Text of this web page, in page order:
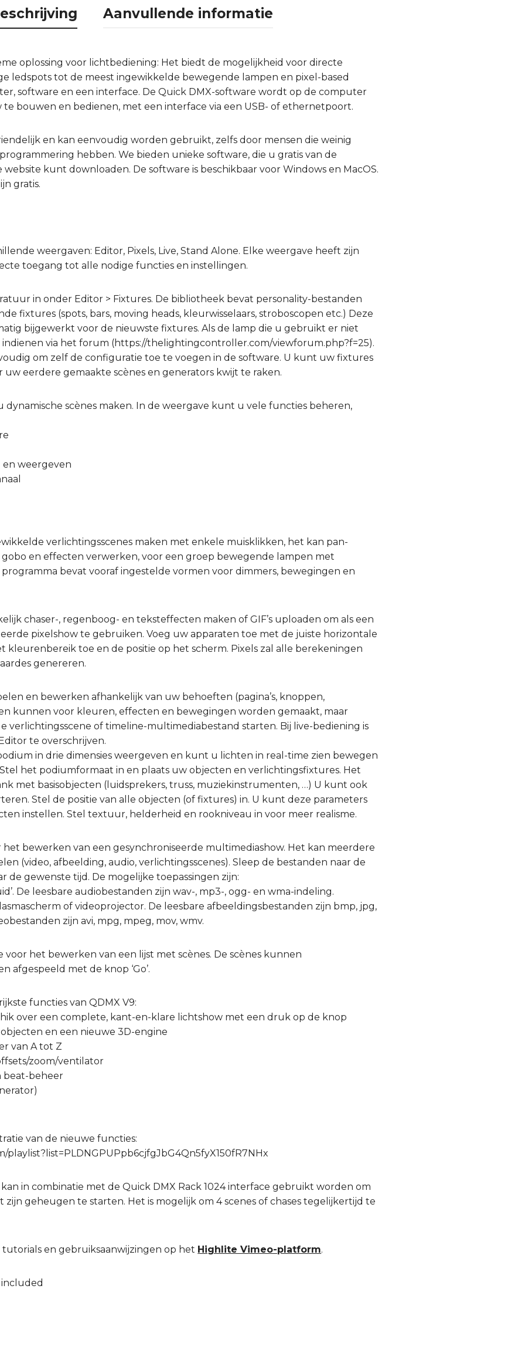
Aanvullende informatie
oplossing voor lichtbediening: Het biedt de mogelijkheid voor directe
ledspots tot de meest ingewikkelde bewegende lampen en pixel-based
software en een interface. De Quick DMX-software wordt op de computer
bouwen en bedienen, met een interface via een USB- of ethernetpoort.
en kan eenvoudig worden gebruikt, zelfs door mensen die weinig
hebben. We bieden unieke software, die u gratis van de
kunt downloaden. De software is beschikbaar voor Windows en MacOS.
gratis.
weergaven: Editor, Pixels, Live, Stand Alone. Elke weergave heeft zijn
toegang tot alle nodige functies en instellingen.
in onder Editor > Fixtures. De bibliotheek bevat personality-bestanden
fixtures (spots, bars, moving heads, kleurwisselaars, stroboscopen etc.) Deze
bijgewerkt voor de nieuwste fixtures. Als de lamp die u gebruikt er niet
via het forum (https://thelightingcontroller.com/viewforum.php?f=25).
om zelf de configuratie toe te voegen in de software. U kunt uw fixtures
eerdere gemaakte scènes en generators kwijt te raken.
dynamische scènes maken. In de weergave kunt u vele functies beheren,
en weergeven
verlichtingsscenes maken met enkele muisklikken, het kan pan-
en effecten verwerken, voor een groep bewegende lampen met
bevat vooraf ingestelde vormen voor dimmers, bewegingen en
chaser-, regenboog- en teksteffecten maken of GIF’s uploaden om als een
pixelshow te gebruiken. Voeg uw apparaten toe met de juiste horizontale
kleurenbereik toe en de positie op het scherm. Pixels zal alle berekeningen
genereren.
en bewerken afhankelijk van uw behoeften (pagina’s, knoppen,
kunnen voor kleuren, effecten en bewegingen worden gemaakt, maar
verlichtingsscene of timeline-multimediabestand starten. Bij live-bediening is
te overschrijven.
in drie dimensies weergeven en kunt u lichten in real-time zien bewegen
het podiumformaat in en plaats uw objecten en verlichtingsfixtures. Het
met basisobjecten (luidsprekers, truss, muziekinstrumenten, …) U kunt ook
Stel de positie van alle objecten (of fixtures) in. U kunt deze parameters
instellen. Stel textuur, helderheid en rookniveau in voor meer realisme.
het bewerken van een gesynchroniseerde multimediashow. Het kan meerdere
(video, afbeelding, audio, verlichtingsscenes). Sleep de bestanden naar de
de gewenste tijd. De mogelijke toepassingen zijn:
De leesbare audiobestanden zijn wav-, mp3-, ogg- en wma-indeling.
of videoprojector. De leesbare afbeeldingsbestanden zijn bmp, jpg,
zijn avi, mpg, mpeg, mov, wmv.
voor het bewerken van een lijst met scènes. De scènes kunnen
afgespeeld met de knop ‘Go’.
functies van QDMX V9:
over een complete, kant-en-klare lichtshow met een druk op de knop
en een nieuwe 3D-engine
van A tot Z
zoom/ventilator
beat-beheer
van de nieuwe functies:
in combinatie met de Quick DMX Rack 1024 interface gebruikt worden om
zijn geheugen te starten. Het is mogelijk om 4 scenes of chases tegelijkertijd te
en gebruiksaanwijzingen op het Highlite Vimeo-platform.